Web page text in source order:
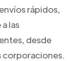
rápidos,
las
desde
corporaciones.